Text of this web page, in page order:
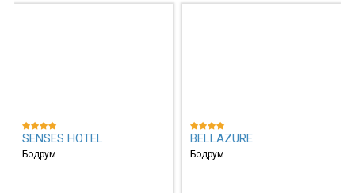
SENSES HOTEL
Бодрум
BELLAZURE
Бодрум